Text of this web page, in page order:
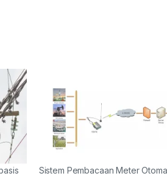
Sistem Pembacaan Meter